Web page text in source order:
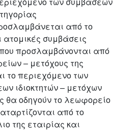
από το
συμβάσεις
προσλαμβάνονται από
– μετόχους της
το περιεχόμενο των
ιδιοκτητών – μετόχων
θα οδηγούν το λεωφορείο
από το
της εταιρίας και